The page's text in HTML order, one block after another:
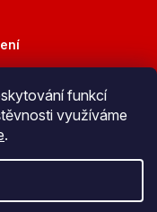
funkcí
využíváme
.